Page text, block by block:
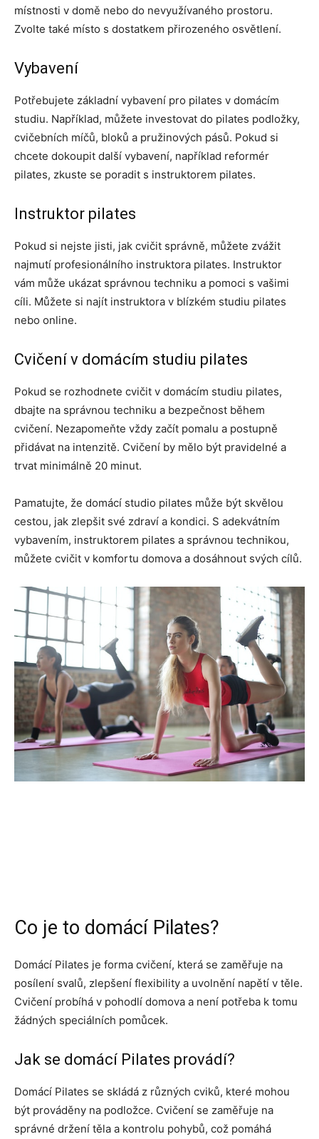
místnosti v domě nebo do nevyužívaného prostoru.
Zvolte také místo s dostatkem přirozeného osvětlení.
Vybavení
Potřebujete základní vybavení pro pilates v domácím
studiu. Například, můžete investovat do pilates podložky,
cvičebních míčů, bloků a pružinových pásů. Pokud si
chcete dokoupit další vybavení, například reformér
pilates, zkuste se poradit s instruktorem pilates.
Instruktor pilates
Pokud si nejste jisti, jak cvičit správně, můžete zvážit
najmutí profesionálního instruktora pilates. Instruktor
vám může ukázat správnou techniku a pomoci s vašimi
cíli. Můžete si najít instruktora v blízkém studiu pilates
nebo online.
Cvičení v domácím studiu pilates
Pokud se rozhodnete cvičit v domácím studiu pilates,
dbajte na správnou techniku a bezpečnost během
cvičení. Nezapomeňte vždy začít pomalu a postupně
přidávat na intenzitě. Cvičení by mělo být pravidelné a
trvat minimálně 20 minut.
Pamatujte, že domácí studio pilates může být skvělou
cestou, jak zlepšit své zdraví a kondici. S adekvátním
vybavením, instruktorem pilates a správnou technikou,
můžete cvičit v komfortu domova a dosáhnout svých cílů.
Co je to domácí Pilates?
Domácí Pilates je forma cvičení, která se zaměřuje na
posílení svalů, zlepšení flexibility a uvolnění napětí v těle.
Cvičení probíhá v pohodlí domova a není potřeba k tomu
žádných speciálních pomůcek.
Jak se domácí Pilates provádí?
Domácí Pilates se skládá z různých cviků, které mohou
být prováděny na podložce. Cvičení se zaměřuje na
správné držení těla a kontrolu pohybů, což pomáhá